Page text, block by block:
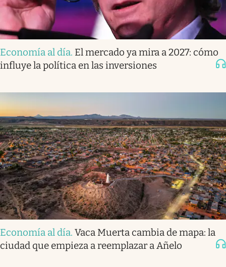
Economía al día. El mercado ya mira a 2027: cómo
influye la política en las inversiones
Economía al día. Vaca Muerta cambia de mapa: la
ciudad que empieza a reemplazar a Añelo